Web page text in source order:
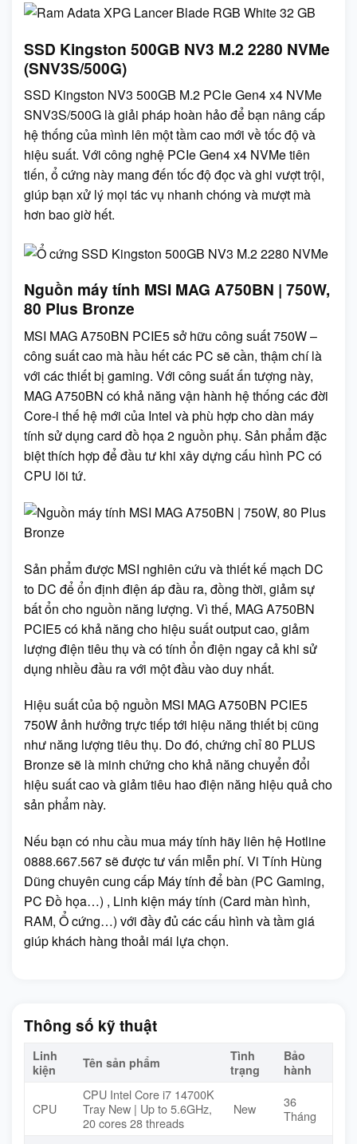
SSD Kingston 500GB NV3 M.2 2280 NVMe
(SNV3S/500G)
SSD Kingston NV3 500GB M.2 PCIe Gen4 x4 NVMe
SNV3S/500G là giải pháp hoàn hảo để bạn nâng cấp
hệ thống của mình lên một tầm cao mới về tốc độ và
hiệu suất. Với công nghệ PCIe Gen4 x4 NVMe tiên
tiến, ổ cứng này mang đến tốc độ đọc và ghi vượt trội,
giúp bạn xử lý mọi tác vụ nhanh chóng và mượt mà
hơn bao giờ hết.
Nguồn máy tính MSI MAG A750BN | 750W,
80 Plus Bronze
MSI MAG A750BN PCIE5 sở hữu công suất 750W –
công suất cao mà hầu hết các PC sẽ cần, thậm chí là
với các thiết bị gaming. Với công suất ấn tượng này,
MAG A750BN có khả năng vận hành hệ thống các đời
Core-i thế hệ mới của Intel và phù hợp cho dàn máy
tính sử dụng card đồ họa 2 nguồn phụ. Sản phẩm đặc
biệt thích hợp để đầu tư khi xây dựng cấu hình PC có
CPU lõi tứ.
Sản phẩm được MSI nghiên cứu và thiết kế mạch DC
to DC để ổn định điện áp đầu ra, đồng thời, giảm sự
bất ổn cho nguồn năng lượng. Vì thế, MAG A750BN
PCIE5 có khả năng cho hiệu suất output cao, giảm
lượng điện tiêu thụ và có tính ổn điện ngay cả khi sử
dụng nhiều đầu ra với một đầu vào duy nhất.
Hiệu suất của bộ nguồn MSI MAG A750BN PCIE5
750W ảnh hưởng trực tiếp tới hiệu năng thiết bị cũng
như năng lượng tiêu thụ. Do đó, chứng chỉ 80 PLUS
Bronze sẽ là minh chứng cho khả năng chuyển đổi
hiệu suất cao và giảm tiêu hao điện năng hiệu quả cho
sản phẩm này.
Nếu bạn có nhu cầu mua máy tính hãy liên hệ Hotline
0888.667.567 sẽ được tư vấn miễn phí. Vi Tính Hùng
Dũng chuyên cung cấp Máy tính để bàn (PC Gaming,
PC Đồ họa…) , Linh kiện máy tính (Card màn hình,
RAM, Ổ cứng…) với đầy đủ các cấu hình và tầm giá
giúp khách hàng thoải mái lựa chọn.
Thông số kỹ thuật
Linh
kiện
Tên sản phẩm
Tình
trạng
Bảo
hành
CPU
CPU Intel Core i7 14700K
Tray New | Up to 5.6GHz,
20 cores 28 threads
New
36
Tháng